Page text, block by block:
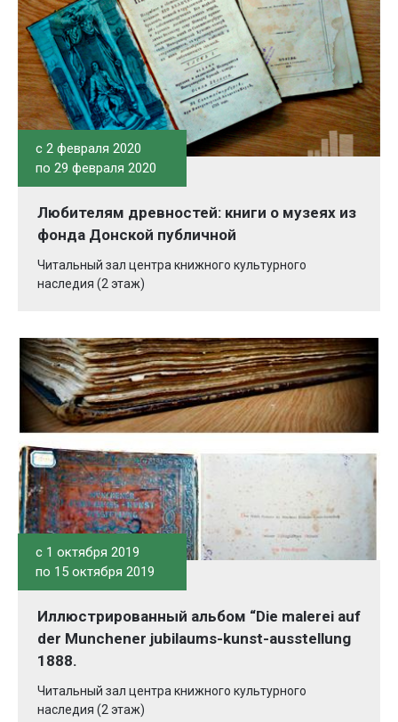
c 2 февраля 2020
по 29 февраля 2020
Любителям древностей: книги о музеях из
фонда Донской публичной
Читальный зал центра книжного культурного
наследия (2 этаж)
c 1 октября 2019
по 15 октября 2019
Иллюстрированный альбом “Die malerei auf
der Munchener jubilaums-kunst-ausstellung
1888.
Читальный зал центра книжного культурного
наследия (2 этаж)